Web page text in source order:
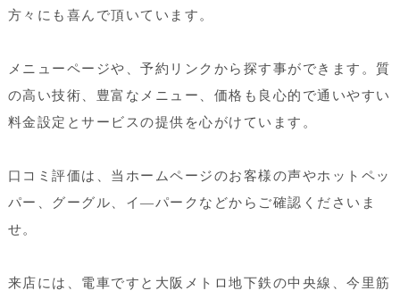
方々にも喜んで頂いています。
メニューページや、予約リンクから探す事ができます。質
の高い技術、豊富なメニュー、価格も良心的で通いやすい
料金設定とサービスの提供を心がけています。
口コミ評価は、当ホームページのお客様の声やホットペッ
パー、グーグル、イ―パークなどからご確認くださいま
せ。
来店には、電車ですと大阪メトロ地下鉄の中央線、今里筋